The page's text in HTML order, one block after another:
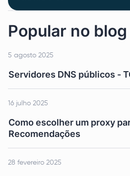
Popular no blog
5 agosto 2025
Servidores DNS públicos -
16 julho 2025
Como escolher um proxy
Recomendações
28 fevereiro 2025